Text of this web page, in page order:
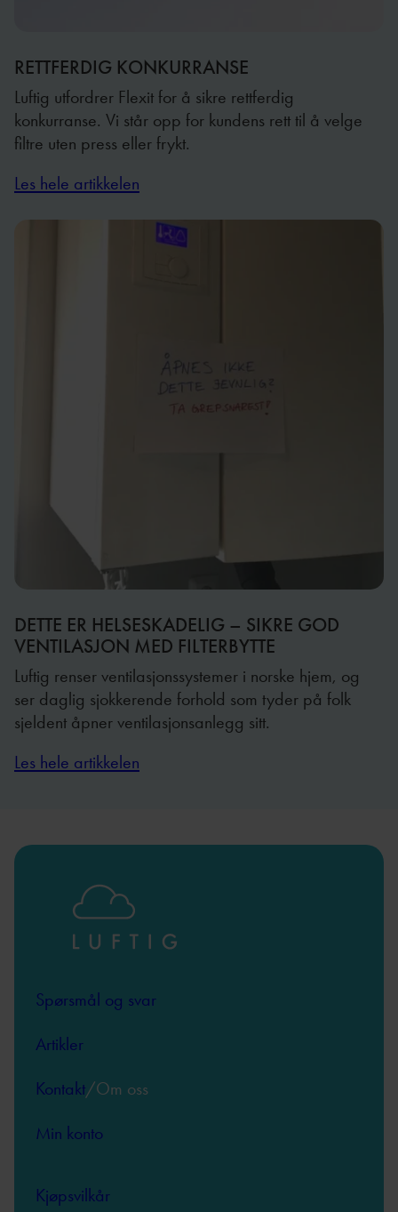
RETTFERDIG KONKURRANSE
Luftig utfordrer Flexit for å sikre rettferdig
konkurranse. Vi står opp for kundens rett til å velge
filtre uten press eller frykt.
Les hele artikkelen
DETTE ER HELSESKADELIG – SIKRE GOD
VENTILASJON MED FILTERBYTTE
Luftig renser ventilasjonssystemer i norske hjem, og
ser daglig sjokkerende forhold som tyder på folk
sjeldent åpner ventilasjonsanlegg sitt.
Les hele artikkelen
Spørsmål og svar
Artikler
Kontakt/Om oss
Min konto
Kjøpsvilkår